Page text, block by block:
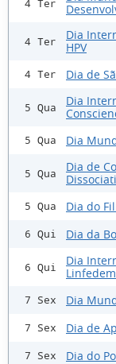
4 Ter
4 Ter
Dia
HPV
4 Ter Dia de
5 Qua
Dia
5 Qua Dia
5 Qua
Dia de
5 Qua Dia do
6 Qui Dia da
6 Qui
Dia
7 Sex Dia
7 Sex Dia de
7 Sex Dia do